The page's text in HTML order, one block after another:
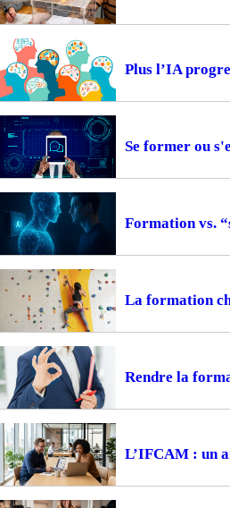
Plus l’IA
Se former ou
Formation vs.
La formation
Rendre la
L’IFCAM : un